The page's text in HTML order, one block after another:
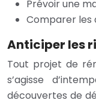
Prévoir une
Comparer les
Anticiper les
Tout projet de
s’agisse
découvertes de